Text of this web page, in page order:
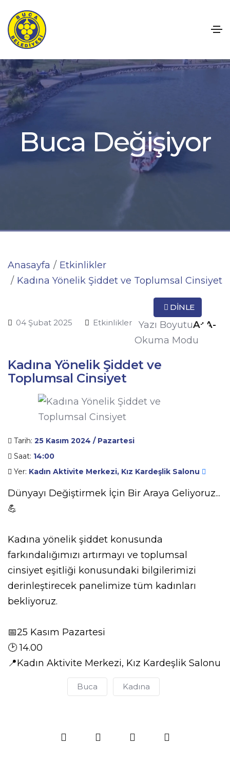
Buca Değişiyor
Anasayfa
Etkinlikler
Kadına Yönelik Şiddet ve Toplumsal Cinsiyet
04 Şubat 2025 Etkinlikler
DINLE
Yazı BoyutuA+ A-
Okuma Modu
Kadına Yönelik Şiddet ve
Toplumsal Cinsiyet
Tarih: 25 Kasım 2024 / Pazartesi
Saat: 14:00
Yer: Kadın Aktivite Merkezi, Kız Kardeşlik Salonu
Dünyayı Değiştirmek İçin Bir Araya Geliyoruz...
💪
Kadına yönelik şiddet konusunda
farkındalığımızı artırmayı ve toplumsal
cinsiyet eşitliği konusundaki bilgilerimizi
derinleştirecek panelimize tüm kadınları
bekliyoruz.
📅25 Kasım Pazartesi
🕑 14.00
📍Kadın Aktivite Merkezi, Kız Kardeşlik Salonu
Buca Kadına